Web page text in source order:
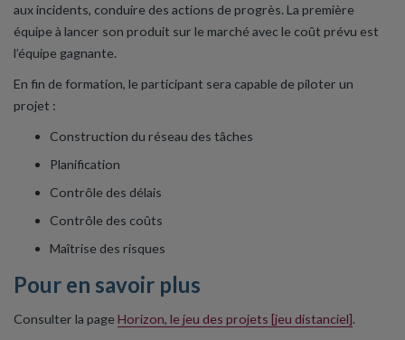
aux incidents, conduire des actions de progrès. La première
équipe à lancer son produit sur le marché avec le coût prévu est
l’équipe gagnante.
En fin de formation, le participant sera capable de piloter un
projet :
Construction du réseau des tâches
Planification
Contrôle des délais
Contrôle des coûts
Maîtrise des risques
Pour en savoir plus
Consulter la page Horizon, le jeu des projets [jeu distanciel].